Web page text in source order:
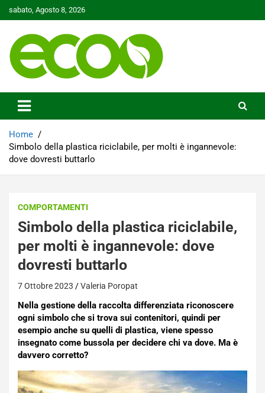
to
sabato, Agosto 8, 2026
Ecoo.it
Home
Simbolo della plastica riciclabile, per molti è ingannevole:
dove dovresti buttarlo
COMPORTAMENTI
Simbolo della plastica riciclabile,
per molti è ingannevole: dove
dovresti buttarlo
7 Ottobre 2023 Valeria Poropat
Nella gestione della raccolta differenziata riconoscere
ogni simbolo che si trova sui contenitori, quindi per
esempio anche su quelli di plastica, viene spesso
insegnato come bussola per decidere chi va dove. Ma è
davvero corretto?